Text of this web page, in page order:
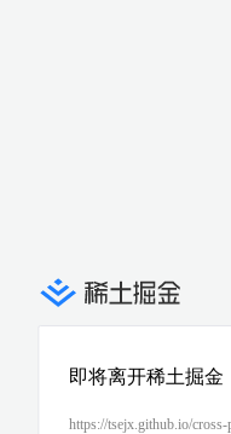
即将离开稀土掘
https://tsejx.github.io/